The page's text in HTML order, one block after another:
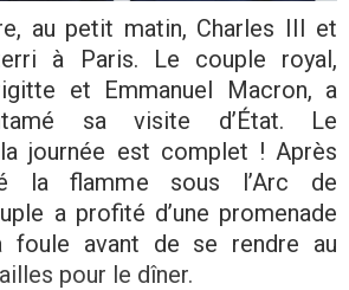
au petit matin, Charles III et
à Paris. Le couple royal,
et Emmanuel Macron, a
sa visite d’État. Le
journée est complet ! Après
la flamme sous l’Arc de
a profité d’une promenade
foule avant de se rendre au
pour le dîner.